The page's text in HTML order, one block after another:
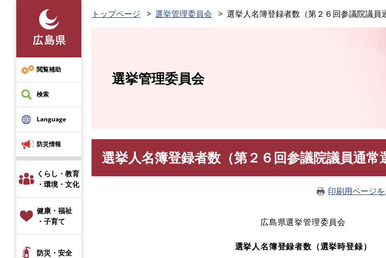
先
頭
で
す
閲覧補助
検索
Language
防災情報
くらし・教育
・環境・文化
健康・福祉
・子育て
防災・安全
トップページ 選挙管理委員会 選挙人名簿登録者数（第２６回参議院議員
選挙管理委員会
選挙人名簿登録者数（第２６回参議院議員通常
印刷用ページ
広島県選挙管理委員会
選挙人名簿登録者数（選挙時登録）